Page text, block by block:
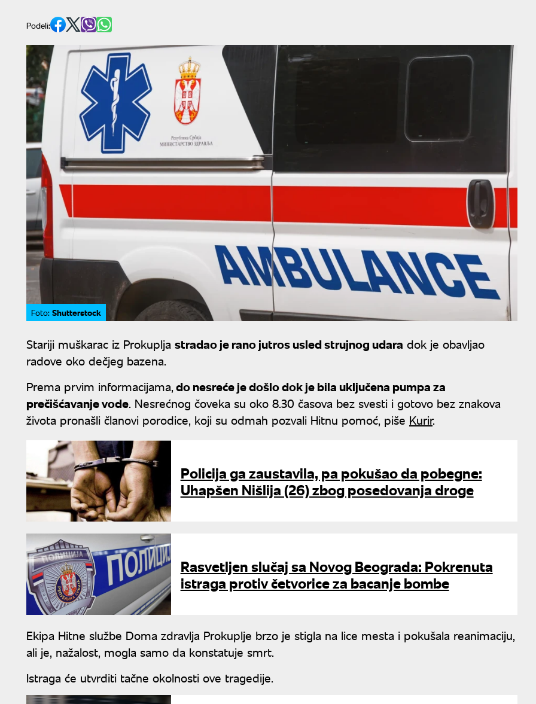
Podeli:
Foto: Shutterstock
Stariji muškarac iz Prokuplja stradao je rano jutros usled strujnog udara dok je obavljao
radove oko dečjeg bazena.
Prema prvim informacijama,do nesreće je došlo dok je bila uključena pumpa za
prečišćavanje vode. Nesrećnog čoveka su oko 8.30 časova bez svesti i gotovo bez znakova
života pronašli članovi porodice, koji su odmah pozvali Hitnu pomoć, piše Kurir.
Policija ga zaustavila, pa pokušao da pobegne:
Uhapšen Nišlija (26) zbog posedovanja droge
Rasvetljen slučaj sa Novog Beograda: Pokrenuta
istraga protiv četvorice za bacanje bombe
Ekipa Hitne službe Doma zdravlja Prokuplje brzo je stigla na lice mesta i pokušala reanimaciju,
ali je, nažalost, mogla samo da konstatuje smrt.
Istraga će utvrditi tačne okolnosti ove tragedije.